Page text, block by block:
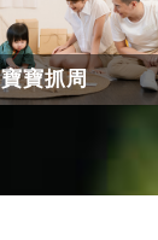
寶寶抓周